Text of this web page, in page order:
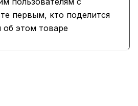
первым, кто поделится
этом товаре